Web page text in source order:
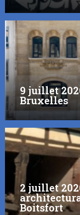
9 juillet
Bruxelles
2 juillet
Boitsfort